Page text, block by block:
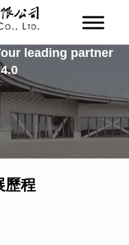
leading partner
歷程